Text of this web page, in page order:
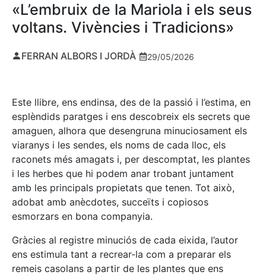
«L’embruix de la Mariola i els seus
voltans. Vivències i Tradicions»
FERRAN ALBORS I JORDÀ 29/05/2026
Este llibre, ens endinsa, des de la passió i l’estima, en
esplèndids paratges i ens descobreix els secrets que
amaguen, alhora que desengruna minuciosament els
viaranys i les sendes, els noms de cada lloc, els
raconets més amagats i, per descomptat, les plantes
i les herbes que hi podem anar trobant juntament
amb les principals propietats que tenen. Tot això,
adobat amb anècdotes, succeïts i copiosos
esmorzars en bona companyia.
Gràcies al registre minuciós de cada eixida, l’autor
ens estimula tant a recrear-la com a preparar els
remeis casolans a partir de les plantes que ens